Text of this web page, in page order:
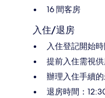
16 間客房
入住/退房
入住登記開始
提前入住需視
辦理入住手續
退房時間：